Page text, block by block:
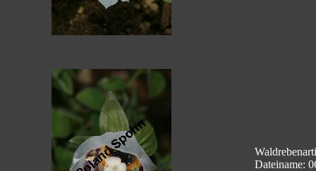
Dateiname: